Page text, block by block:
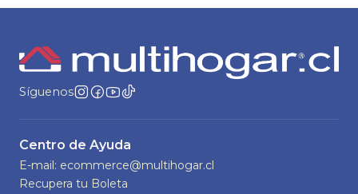
Síguenos
Centro de Ayuda
E-mail: ecommerce@multihogar.cl
Recupera tu Boleta